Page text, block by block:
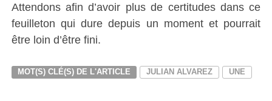
Attendons afin d’avoir plus de certitudes dans ce
feuilleton qui dure depuis un moment et pourrait
être loin d’être fini.
MOT(S) CLÉ(S) DE L'ARTICLE JULIAN ALVAREZ UNE